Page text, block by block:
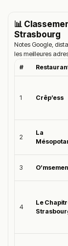
📊
Strasbourg
Notes Google,
les meilleures
#
1 Crêp’ess
2
La
3 O’msemen
4
Le